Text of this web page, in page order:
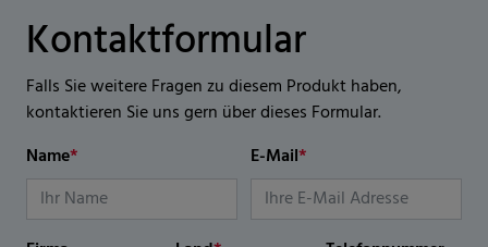
Kontaktformular
Falls Sie weitere Fragen zu diesem Produkt haben,
kontaktieren Sie uns gern über dieses Formular.
Name* E-Mail*